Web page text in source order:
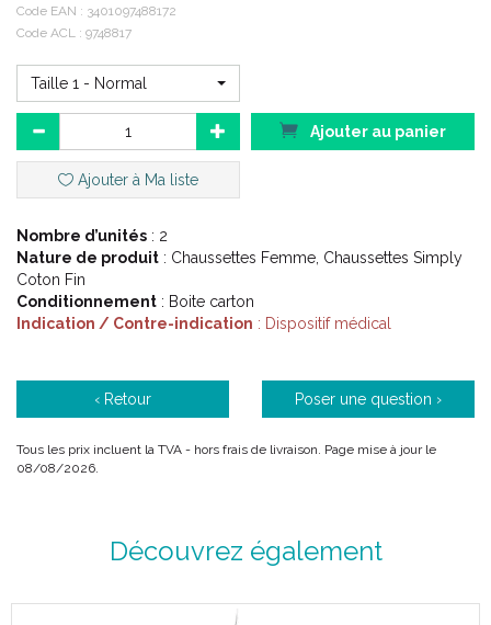
Votre TAILLE.
La hauteur ou le codeACL/ EAN
Description :
Du coton fin pour une utilisation au quotidien.
Gamme douce et agréable au porté.
Du coton fin pour une utilisation citadine au quotidien.
Pointe de pied tramé.
Pas de renfort à la semelle plantaire.
Revers biseauté pour limiter l' effet garrot.
Lavable en machine à 40°C.
Caractéristiques :
PARME Grisé.
Code EAN : 3401097488172
Code ACL : 9748817
Taille 1 - Normal
Ajouter au panier
Ajouter à Ma liste
Nombre d’unités : 2
Nature de produit : Chaussettes Femme, Chaussettes Simply
Coton Fin
Conditionnement : Boite carton
Indication / Contre-indication : Dispositif médical
‹ Retour Poser une question ›
Tous les prix incluent la TVA - hors frais de livraison. Page mise à jour le
08/08/2026.
Découvrez également